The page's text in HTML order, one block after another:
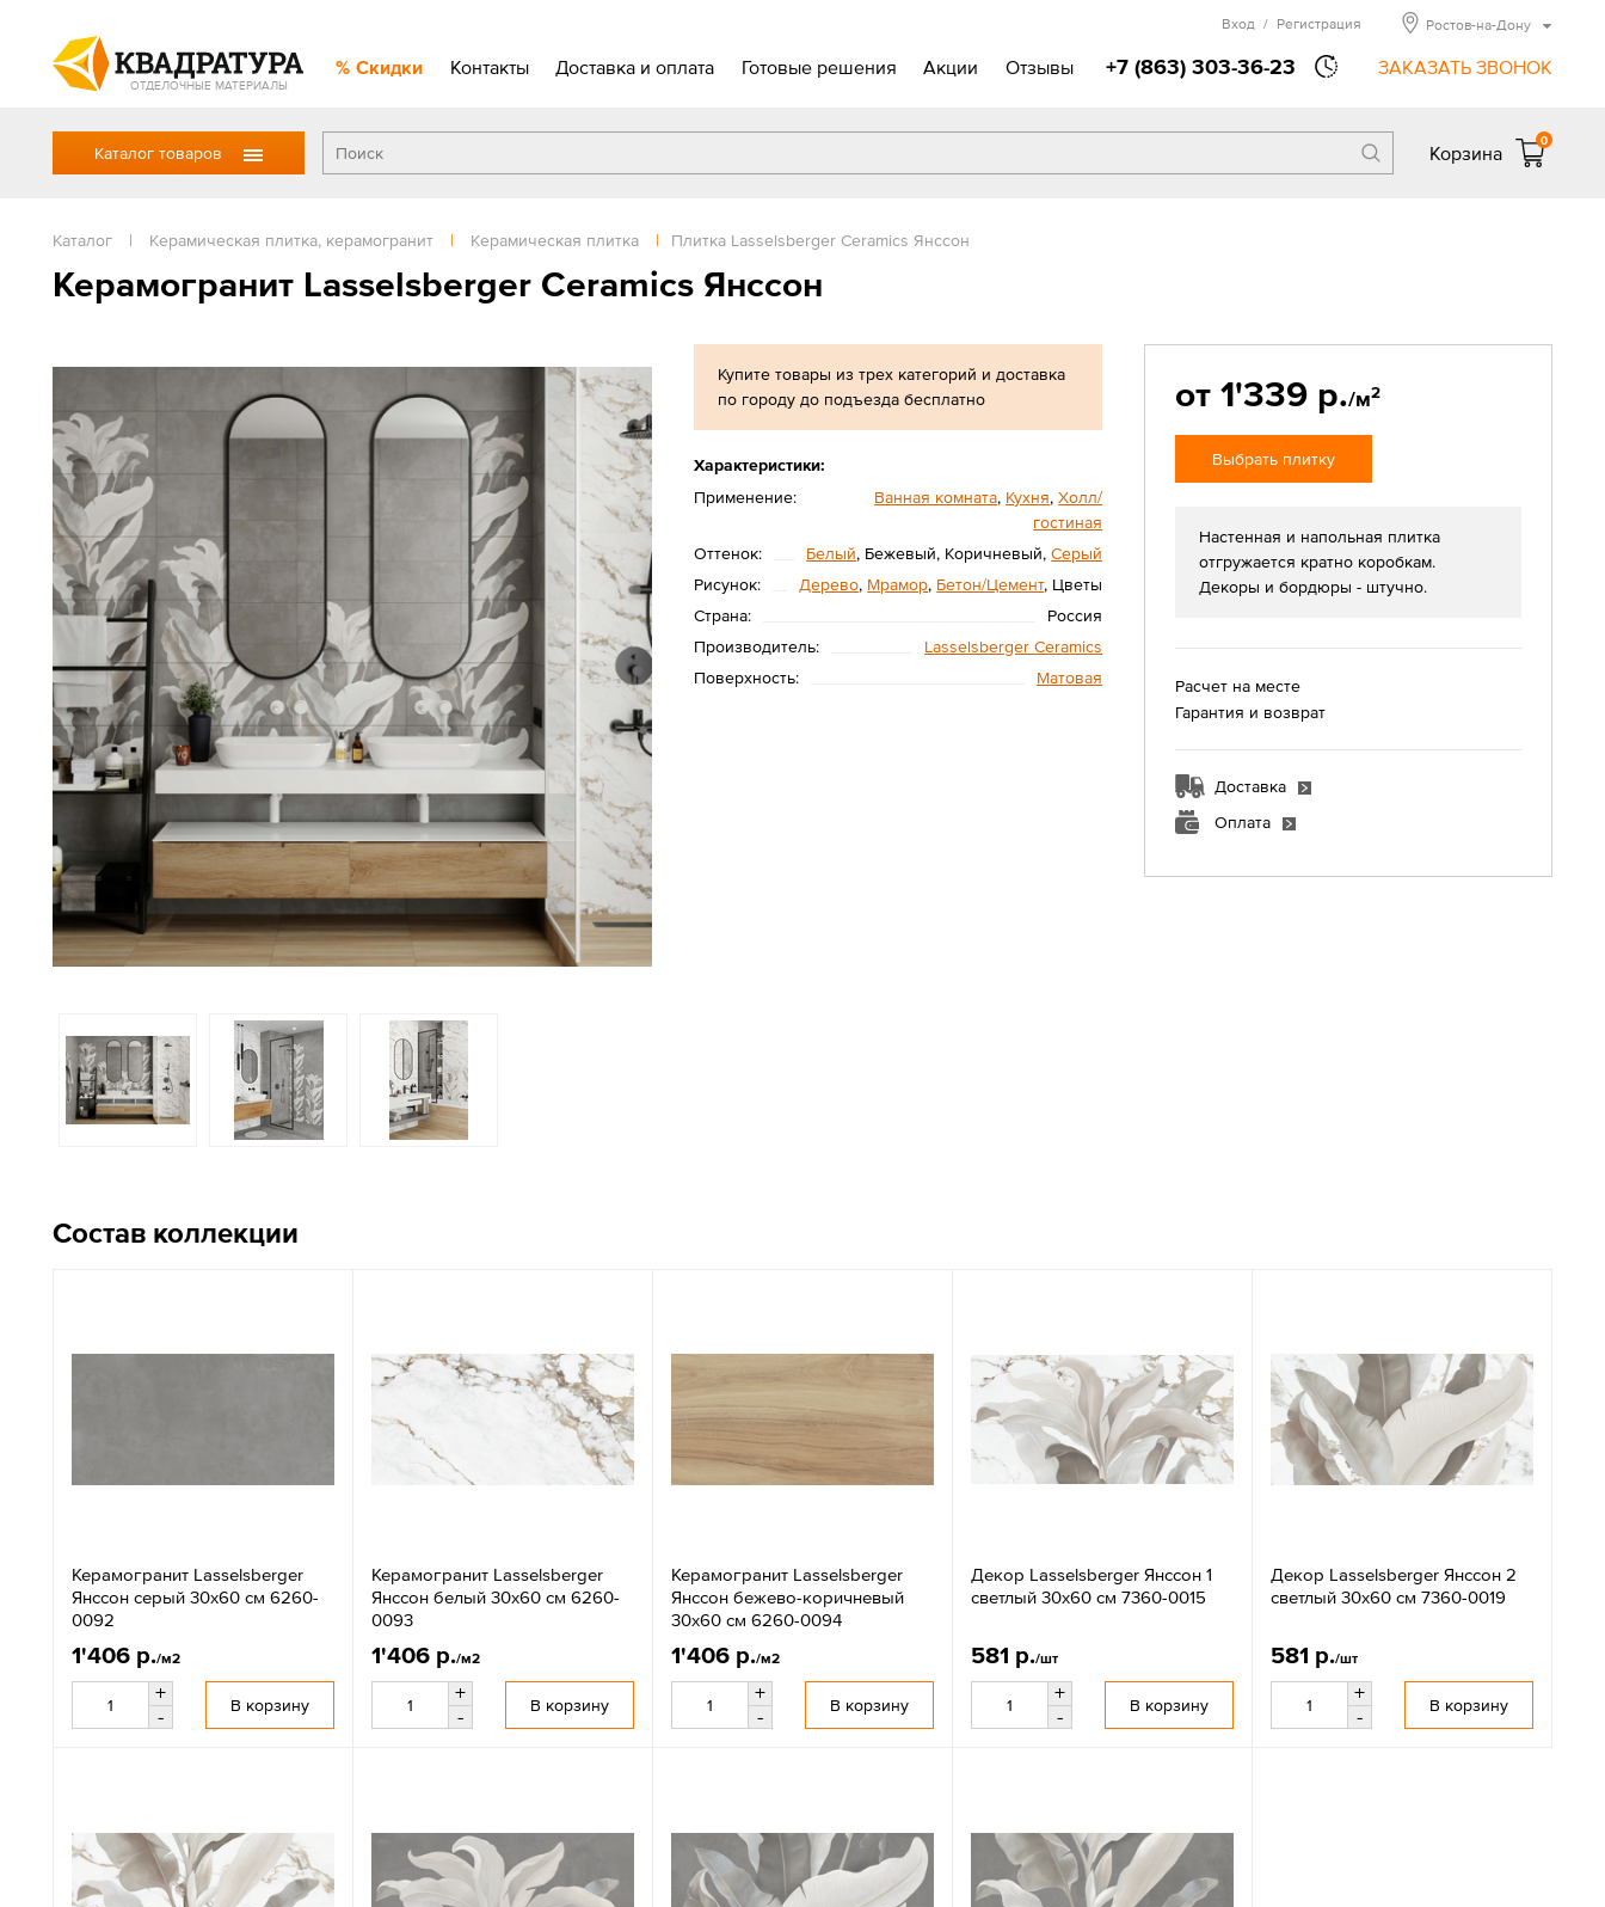
ОТДЕЛОЧНЫЕ МАТЕРИАЛЫ
Скидки Контакты Доставка и оплата Готовые решения Акции Отзывы +7 (863) 303-36-23 ЗАКАЗАТЬ ЗВОНОК
Вход / Регистрация Ростов-на-Дону
Каталог товаров Корзина
0
Каталог | Керамическая плитка, керамогранит | Керамическая плитка | Плитка Lasselsberger Ceramics Янссон
Керамогранит Lasselsberger Ceramics Янссон
Купите товары из трех категорий и доставка
по городу до подъезда бесплатно
Характеристики:
Применение:
Ванная комната, Кухня,Холл/
гостиная
Оттенок:
Белый, Бежевый, Коричневый,Серый
Рисунок:
Дерево, Мрамор, Бетон/Цемент, Цветы
Страна:
Россия
Производитель:
Lasselsberger Ceramics
Поверхность:
Матовая
от 1'339 р./м2
Выбрать плитку
Настенная и напольная плитка
отгружается кратно коробкам.
Декоры и бордюры - штучно.
Расчет на месте
Гарантия и возврат
Доставка
Оплата
Состав коллекции
Керамогранит Lasselsberger
Янссон серый 30x60 см 6260-
0092
1'406 р./м2
+
-
В корзину
Керамогранит Lasselsberger
Янссон белый 30x60 см 6260-
0093
1'406 р./м2
+
-
В корзину
Керамогранит Lasselsberger
Янссон бежево-коричневый
30x60 см 6260-0094
1'406 р./м2
+
-
В корзину
Декор Lasselsberger Янссон 1
светлый 30x60 см 7360-0015
581 р./шт
+
-
В корзину
Декор Lasselsberger Янссон 2
светлый 30x60 см 7360-0019
581 р./шт
+
-
В корзину